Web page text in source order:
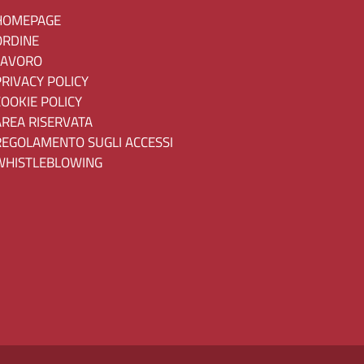
POLICY
POLICY
RISERVATA
SUGLI ACCESSI